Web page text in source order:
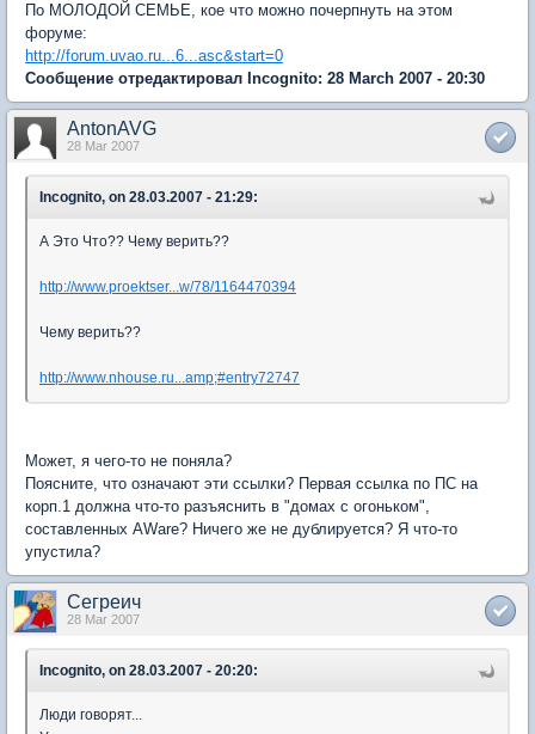
По МОЛОДОЙ СЕМЬЕ, кое что можно почерпнуть на этом
форуме:
http://forum.uvao.ru...6...asc&start=0
Сообщение отредактировал Incognito: 28 March 2007 - 20:30
AntonAVG
28 Mar 2007
Incognito, on 28.03.2007 - 21:29:
А Это Что?? Чему верить??
http://www.proektser...w/78/1164470394
Чему верить??
http://www.nhouse.ru...amp;#entry72747
Может, я чего-то не поняла?
Поясните, что означают эти ссылки? Первая ссылка по ПС на
корп.1 должна что-то разъяснить в "домах с огоньком",
составленных AWare? Ничего же не дублируется? Я что-то
упустила?
Сегреич
28 Mar 2007
Incognito, on 28.03.2007 - 20:20:
Люди говорят...